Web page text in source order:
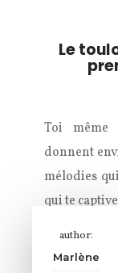
Le
Toi même
donnent
mélodies
qui te
chante est
author:
Marlène